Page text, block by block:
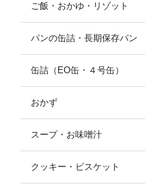
ご飯・おかゆ・リゾット
パンの缶詰・長期保存パン
缶詰（EO缶・４号缶）
おかず
スープ・お味噌汁
クッキー・ビスケット